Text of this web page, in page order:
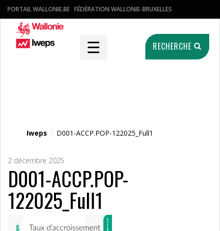
PORTAIL WALLONIE.BE FÉDÉRATION WALLONIE-BRUXELLES
☰ RECHERCHE
Iweps / D001-ACCP.POP-122025_Full1
2 décembre 2025
D001-ACCP.POP-
122025_Full1